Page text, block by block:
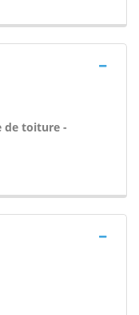
de toiture -